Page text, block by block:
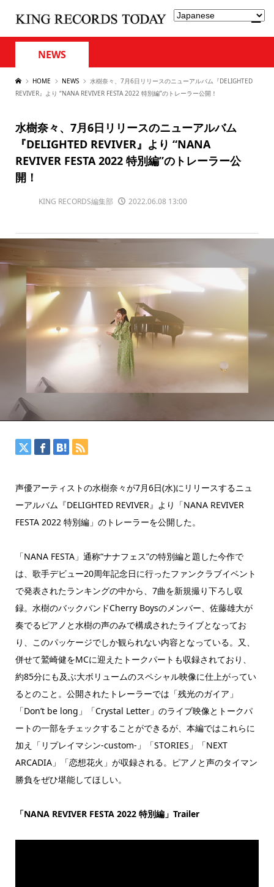
NEWS
HOME NEWS
水樹奈々、7月6日リリースのニューアルバム『DELIGHTED
REVIVER』より “NANA REVIVER FESTA 2022 特別編”のトレーラー公開！
水樹奈々、7月6日リリースのニューアルバム
『DELIGHTED REVIVER』より “NANA
REVIVER FESTA 2022 特別編”のトレーラー公
開！
KING RECORDS編集部 2022.06.08 13:00
声優アーティストの水樹奈々が7月6日(水)にリリースするニュ
ーアルバム『DELIGHTED REVIVER』より「NANA REVIVER
FESTA 2022 特別編」のトレーラーを公開した。
「NANA FESTA」通称“ナナフェス”の特別編と題した今作で
は、歌手デビュー20周年記念日に行ったファンクラブイベント
で発表されたランキングの中から、7曲を新規撮り下ろし収
録。水樹のバックバンドCherry Boysのメンバー、佐藤雄大が
奏でるピアノと水樹の声のみで構成されたライブとなってお
り、このパッケージでしか観られない内容となっている。又、
併せて鷲崎健をMCに迎えたトークパートも収録されており、
約85分にも及ぶ大ボリュームのスペシャル映像に仕上がってい
るとのこと。公開されたトレーラーでは「残光のガイア」
「Don’t be long」「Crystal Letter」のライブ映像とトークパ
ートの一部をチェックすることができるが、本編ではこれらに
加え「リプレイマシン-custom-」「STORIES」「NEXT
ARCADIA」「恋想花火」が収録される。ピアノと声のタイマン
勝負をぜひ堪能してほしい。
「NANA REVIVER FESTA 2022 特別編」Trailer